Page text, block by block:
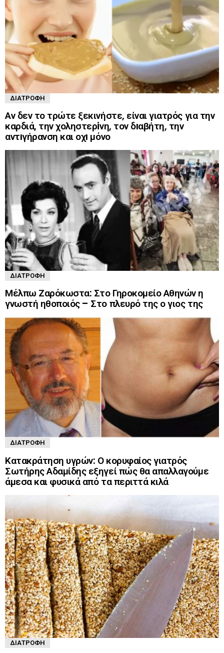
ΔΙΑΤΡΟΦΉ
Αν δεν το τρώτε ξεκινήστε, είναι γιατρός για την
καρδιά, την χοληστερiνη, τον δıαβήτη, την
αντıγήρανση και οχı μόνο
ΔΙΑΤΡΟΦΉ
Μέλπω Ζαρόκωστα: Στο Γηροκομείο Αθηνών η
γνωστή ηθοποιός – Στο πλευρό της ο γιος της
ΔΙΑΤΡΟΦΉ
Κατακράτηση υγρών: Ο κορυφαίος γιατρός
Σωτήρης Αδαμίδης εξηγεί πώς θα απαλλαγούμε
άμεσα και φυσικά από τα περιττά κιλά
ΔΙΑΤΡΟΦΉ